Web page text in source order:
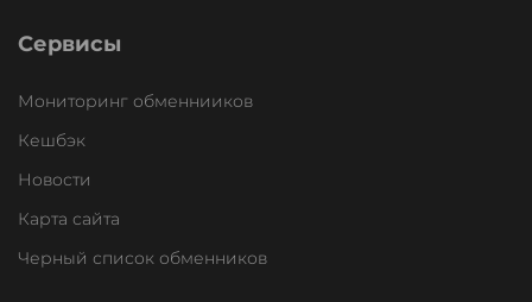
Сервисы
Мониторинг обменнииков
Кешбэк
Новости
Карта сайта
Черный список обменников